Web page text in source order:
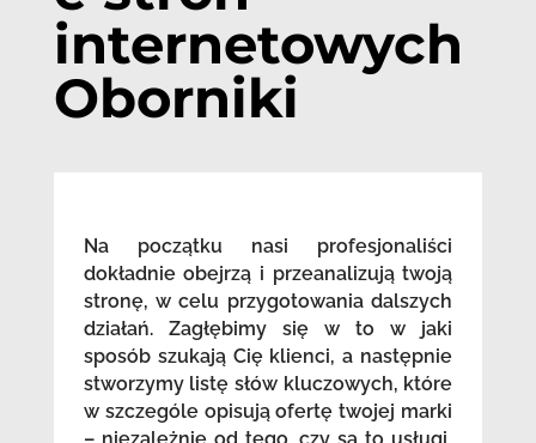
internetowych
Oborniki
Na początku nasi profesjonaliści
dokładnie obejrzą i przeanalizują twoją
stronę, w celu przygotowania dalszych
działań. Zagłębimy się w to w jaki
sposób szukają Cię klienci, a następnie
stworzymy listę słów kluczowych, które
w szczególe opisują ofertę twojej marki